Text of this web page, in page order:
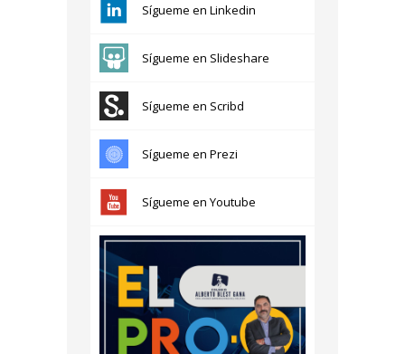
Sígueme en Linkedin
Sígueme en Slideshare
Sígueme en Scribd
Sígueme en Prezi
Sígueme en Youtube